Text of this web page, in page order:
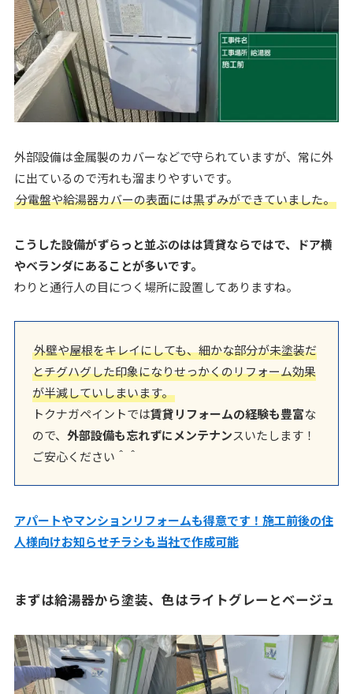
外部設備は金属製のカバーなどで守られていますが、常に外
に出ているので汚れも溜まりやすいです。
分電盤や給湯器カバーの表面には黒ずみができていました。
こうした設備がずらっと並ぶのはは賃貸ならではで、ドア横
やベランダにあることが多いです。
わりと通行人の目につく場所に設置してありますね。
外壁や屋根をキレイにしても、細かな部分が未塗装だ
とチグハグした印象になりせっかくのリフォーム効果
が半減していしまいます。
トクナガペイントでは賃貸リフォームの経験も豊富な
ので、外部設備も忘れずにメンテナンスいたします！
ご安心ください＾＾
アパートやマンションリフォームも得意です！施工前後の住
人様向けお知らせチラシも当社で作成可能
まずは給湯器から塗装、色はライトグレーとベージュ